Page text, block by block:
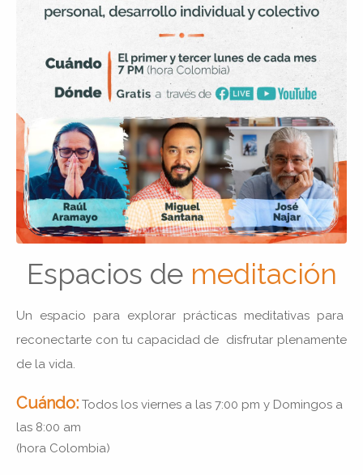
Espacios de meditación
Un espacio para explorar prácticas meditativas para
reconectarte con tu capacidad de disfrutar plenamente
de la vida.
Cuándo: Todos los viernes a las 7:00 pm y Domingos a
las 8:00 am
(hora Colombia)